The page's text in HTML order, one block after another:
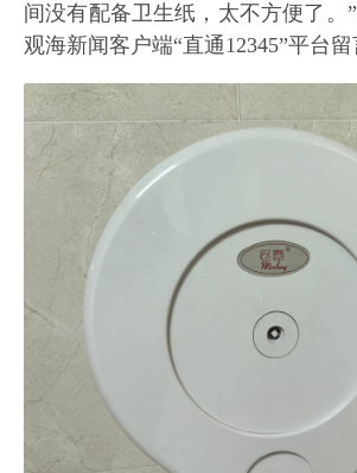
间没有配备卫生纸，太不方便了。
观海新闻客户端“直通12345”平台留